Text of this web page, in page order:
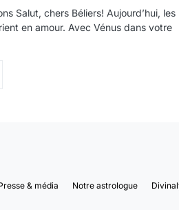
Salut, chers Béliers! Aujourd’hui, les
en amour. Avec Vénus dans votre
& média Notre astrologue